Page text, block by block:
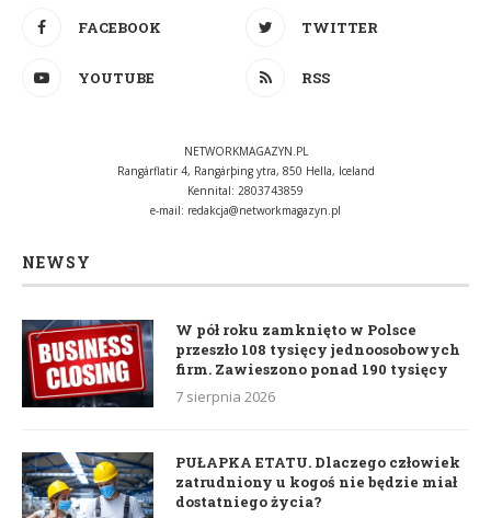
FACEBOOK TWITTER
YOUTUBE RSS
NETWORKMAGAZYN.PL
Rangárflatir 4, Rangárþing ytra, 850 Hella, Iceland
Kennital: 2803743859
e-mail: redakcja@networkmagazyn.pl
NEWSY
W pół roku zamknięto w Polsce
przeszło 108 tysięcy jednoosobowych
firm. Zawieszono ponad 190 tysięcy
7 sierpnia 2026
PUŁAPKA ETATU. Dlaczego człowiek
zatrudniony u kogoś nie będzie miał
dostatniego życia?